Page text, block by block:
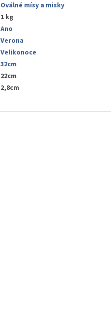
Oválné mísy a misky
1 kg
Ano
Verona
Velikonoce
32cm
22cm
2,8cm